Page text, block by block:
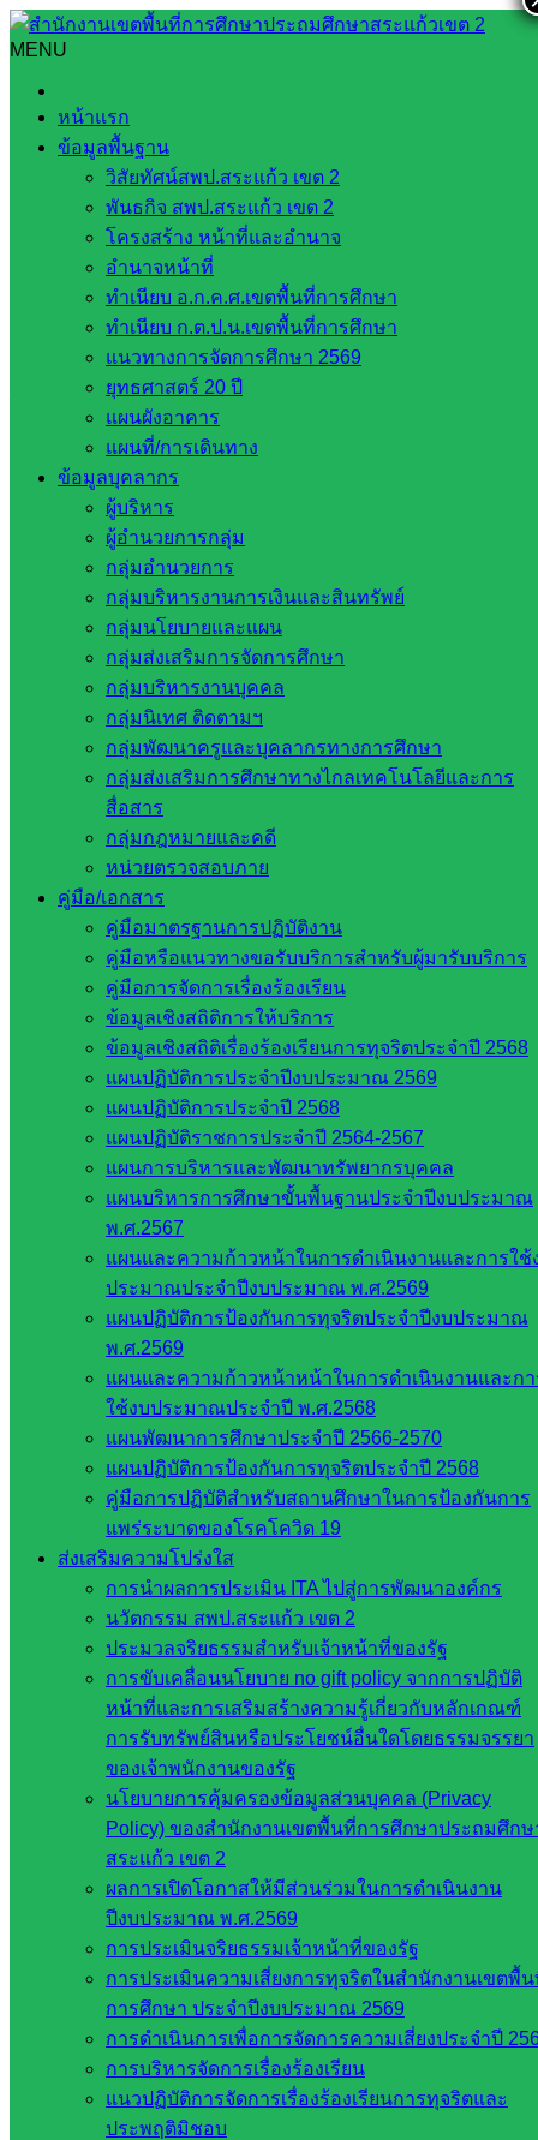
Skip
to
content
MENU
หน้าแรก
ข้อมูลพื้นฐาน
วิสัยทัศน์สพป.สระแก้ว เขต 2
พันธกิจ สพป.สระแก้ว เขต 2
โครงสร้าง หน้าที่และอำนาจ
อำนาจหน้าที่
ทำเนียบ อ.ก.ค.ศ.เขตพื้นที่การศึกษา
ทำเนียบ ก.ต.ป.น.เขตพื้นที่การศึกษา
แนวทางการจัดการศึกษา 2569
ยุทธศาสตร์ 20 ปี
แผนผังอาคาร
แผนที่/การเดินทาง
ข้อมูลบุคลากร
ผู้บริหาร
ผู้อำนวยการกลุ่ม
กลุ่มอำนวยการ
กลุ่มบริหารงานการเงินและสินทรัพย์
กลุ่มนโยบายและแผน
กลุ่มส่งเสริมการจัดการศึกษา
กลุ่มบริหารงานบุคคล
กลุ่มนิเทศ ติดตามฯ
กลุ่มพัฒนาครูและบุคลากรทางการศึกษา
กลุ่มส่งเสริมการศึกษาทางไกลเทคโนโลยีและการ
สื่อสาร
กลุ่มกฎหมายและคดี
หน่วยตรวจสอบภาย
คู่มือ/เอกสาร
คู่มือมาตรฐานการปฏิบัติงาน
คู่มือหรือแนวทางขอรับบริการสำหรับผู้มารับบริการ
คู่มือการจัดการเรื่องร้องเรียน
ข้อมูลเชิงสถิติการให้บริการ
ข้อมูลเชิงสถิติเรื่องร้องเรียนการทุจริตประจำปี 2568
แผนปฏิบัติการประจำปีงบประมาณ 2569
แผนปฏิบัติการประจำปี 2568
แผนปฏิบัติราชการประจำปี 2564-2567
แผนการบริหารและพัฒนาทรัพยากรบุคคล
แผนบริหารการศึกษาขั้นพื้นฐานประจำปีงบประมาณ
พ.ศ.2567
แผนและความก้าวหน้าในการดำเนินงานและการใช้
ประมาณประจำปีงบประมาณ พ.ศ.2569
แผนปฏิบัติการป้องกันการทุจริตประจำปีงบประมาณ
พ.ศ.2569
แผนและความก้าวหน้าหน้าในการดำเนินงานและก
ใช้งบประมาณประจำปี พ.ศ.2568
แผนพัฒนาการศึกษาประจำปี 2566-2570
แผนปฏิบัติการป้องกันการทุจริตประจำปี 2568
คู่มือการปฏิบัติสำหรับสถานศึกษาในการป้องกันการ
แพร่ระบาดของโรคโควิด 19
ส่งเสริมความโปร่งใส
การนำผลการประเมิน ITA ไปสู่การพัฒนาองค์กร
นวัตกรรม สพป.สระแก้ว เขต 2
ประมวลจริยธรรมสำหรับเจ้าหน้าที่ของรัฐ
การขับเคลื่อนนโยบาย no gift policy จากการปฏิบัติ
หน้าที่และการเสริมสร้างความรู้เกี่ยวกับหลักเกณฑ์
การรับทรัพย์สินหรือประโยชน์อื่นใดโดยธรรมจรรยา
ของเจ้าพนักงานของรัฐ
นโยบายการคุ้มครองข้อมูลส่วนบุคคล (Privacy
Policy) ของสำนักงานเขตพื้นที่การศึกษาประถมศึกษ
สระแก้ว เขต 2
ผลการเปิดโอกาสให้มีส่วนร่วมในการดำเนินงาน
ปีงบประมาณ พ.ศ.2569
การประเมินจริยธรรมเจ้าหน้าที่ของรัฐ
การประเมินความเสี่ยงการทุจริตในสำนักงานเขตพื้
การศึกษา ประจำปีงบประมาณ 2569
การดำเนินการเพื่อการจัดการความเสี่ยงประจำปี
การบริหารจัดการเรื่องร้องเรียน
แนวปฏิบัติการจัดการเรื่องร้องเรียนการทุจริตและ
ประพฤติมิชอบ
Search
ดำเนินการตรวจเยี่ยมเพื่อติดตาม และนิเทศการศึกษาโดยคณะ
กรรมการติดตาม ตรวจสอบ ประเมินผลและนิเทศการศึกษา
(ก.ต.ป.น.) ของเขตพื้นที่การศึกษา ประจำปีงบประมาณ 2567
ดำเนินการตรวจเยี่ยมเพื่อติดตาม และ
นิเทศการศึกษาโดยคณะกรรมการติดตาม
ตรวจสอบ ประเมินผลและนิเทศการศึกษา
(ก.ต.ป.น.) ของเขตพื้นที่การศึกษา ประจำ
ปีงบประมาณ 2567
ตุลาคม 7, 2024ตุลาคม 7, 2024
ประเมินผล
กลุ่มนิเทศติดตามฯ
Post Views: 277
นิเทศติดตามและประเมินผล
หน่วยงาน
ที่เกี่ยวข้อง
กระทรวง
ศึกษาธิการ
กระทรวง
การ
อุดมศึกษา
สำนักงาน
เลขาธิการ
สภาการ
ศึกษา
สำนักงาน
คณะ
กรรมการ
การ
อาชีวศึกษา
สำนักงาน
คณะ
กรรมการ
การศึกษา
ขั้นพื้น
ฐาน
รายชื่อ
มหาวิทยาลัย
ประเทศไทย
เว็บไซต์
สำนักต่าง
ๆ ใน
เว็บไซต์
สพม. ใน
สพฐ.
เว็บไซต์
สพป. ใน
สังกัด
สพฐ.
กรมบัญชี